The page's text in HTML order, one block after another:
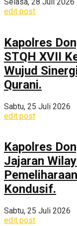
edit post
Kapolres
STQH XVII
Wujud
Qurani.
Sabtu, 25 Juli 2026
edit post
Kapolres
Jajaran
Kondusif.
Sabtu, 25 Juli 2026
edit post